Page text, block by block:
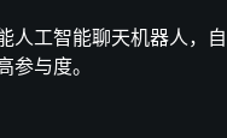
人工智能聊天机器人，自
参与度。